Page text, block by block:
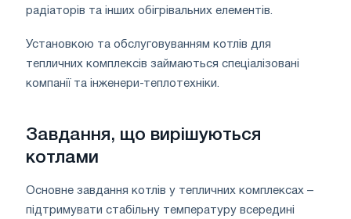
радіаторів та інших обігрівальних елементів.
Установкою та обслуговуванням котлів для
тепличних комплексів займаються спеціалізовані
компанії та інженери-теплотехніки.
Завдання, що вирішуються
котлами
Основне завдання котлів у тепличних комплексах –
підтримувати стабільну температуру всередині